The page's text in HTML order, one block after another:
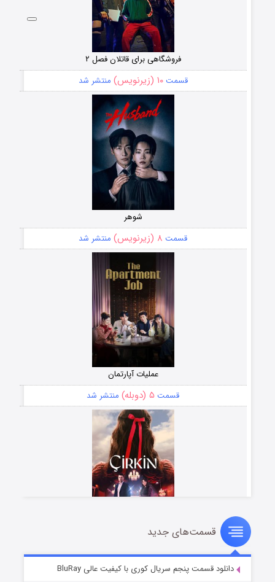
فروشگاهی برای قاتلان فصل ۲
قسمت۱۰ (زیرنویس) منتشر شد
شوهر
قسمت ۸ (زیرنویس) منتشر شد
عملیات آپارتمان
قسمت ۵ (دوبله) منتشر شد
سریال زشت
قسمت۲ (زیرنویس) منتشر شد
قسمت‌های جدید
دانلود قسمت پنجم سریال کوری با کیفیت عالی BluRay